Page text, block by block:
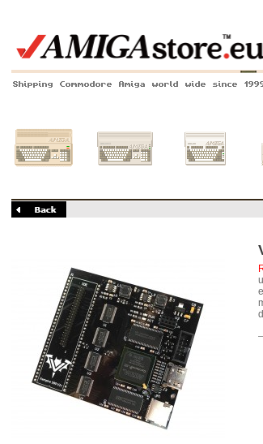
Shipping Commodore Amiga world wide since